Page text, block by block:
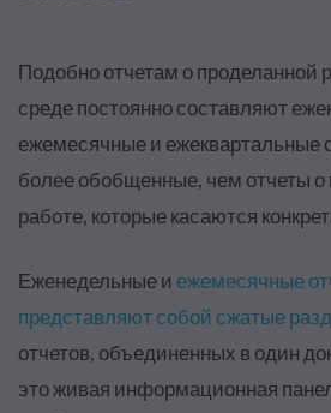
Подобно отчетам о проделанной
среде постоянно составляют
ежемесячные и ежеквартальные
более обобщенные, чем отчеты о
работе, которые касаются
Еженедельные и ежемесячные
представляют собой сжатые
отчетов, объединенных в один
это живая информационная